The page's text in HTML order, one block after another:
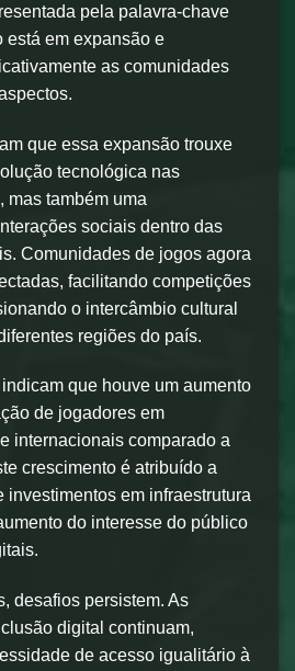
pela palavra-chave
está em expansão e
as comunidades
que essa expansão trouxe
tecnológica nas
mas também uma
sociais dentro das
Comunidades de jogos agora
facilitando competições
o intercâmbio cultural
regiões do país.
que houve um aumento
de jogadores em
internacionais comparado a
crescimento é atribuído a
investimentos em infraestrutura
do interesse do público
desafios persistem. As
digital continuam,
de acesso igualitário à